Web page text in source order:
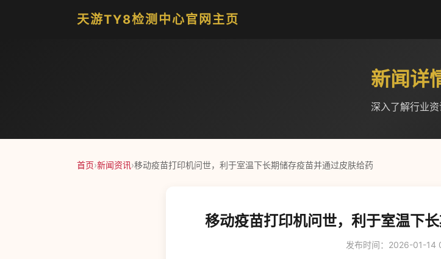
天游TY8检测中心官网主页
新闻详
深入了解行业
首页›新闻资讯›移动疫苗打印机问世，利于室温下长期储存疫苗并通过皮肤给药
移动疫苗打印机问世，利于室温下
发布时间：2026-01-14